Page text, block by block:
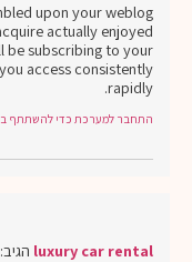
upon your weblog
actually enjoyed
be subscribing to your
access consistently
rapidly.
התחבר למערכת כדי להשתתף
luxury car rental הגיב: